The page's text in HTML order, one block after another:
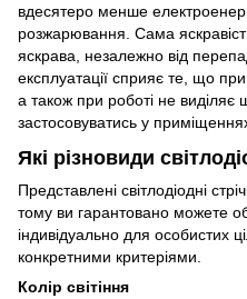
вдесятеро менше
розжарювання. Сама
яскрава, незалежно від
експлуатації сприяє те, що при
а також при роботі не
застосовуватись у
Які різновиди
Представлені світлодіодні
тому ви гарантовано можете
індивідуально для особистих
конкретними критеріями.
Колір світіння